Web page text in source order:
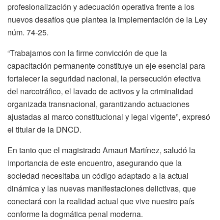
profesionalización y adecuación operativa frente a los
nuevos desafíos que plantea la implementación de la Ley
núm. 74-25.
“Trabajamos con la firme convicción de que la
capacitación permanente constituye un eje esencial para
fortalecer la seguridad nacional, la persecución efectiva
del narcotráfico, el lavado de activos y la criminalidad
organizada transnacional, garantizando actuaciones
ajustadas al marco constitucional y legal vigente”, expresó
el titular de la DNCD.
En tanto que el magistrado Amauri Martínez, saludó la
importancia de este encuentro, asegurando que la
sociedad necesitaba un código adaptado a la actual
dinámica y las nuevas manifestaciones delictivas, que
conectará con la realidad actual que vive nuestro país
conforme la dogmática penal moderna.